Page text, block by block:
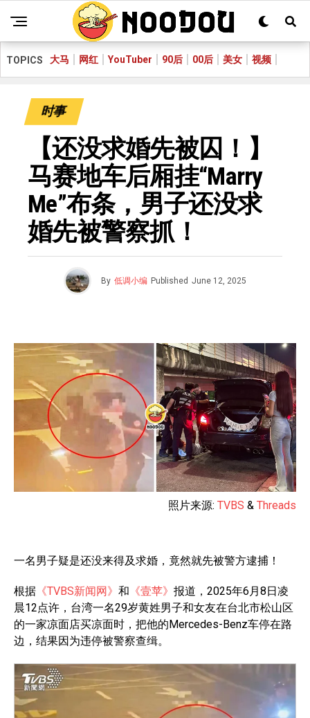
TOPICS 大马 网红 YouTuber 90后 00后 美女 视频
时事
【还没求婚先被囚！】
马赛地车后厢挂“Marry
Me”布条，男子还没求
婚先被警察抓！
By 低调小编 Published June 12, 2025
照片来源: TVBS & Threads
一名男子疑是还没来得及求婚，竟然就先被警方逮捕！
根据 《TVBS新闻网》 和 《壹苹》 报道，2025年6月8日凌
晨12点许，台湾一名29岁黄姓男子和女友在台北市松山区
的一家凉面店买凉面时，把他的Mercedes-Benz车停在路
边，结果因为违停被警察查缉。